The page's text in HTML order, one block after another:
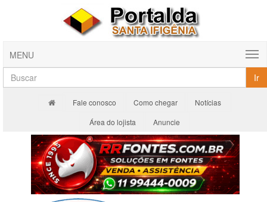
MENU
Ir
Fale conosco Como chegar
Notícias
Área do lojista
Anuncie